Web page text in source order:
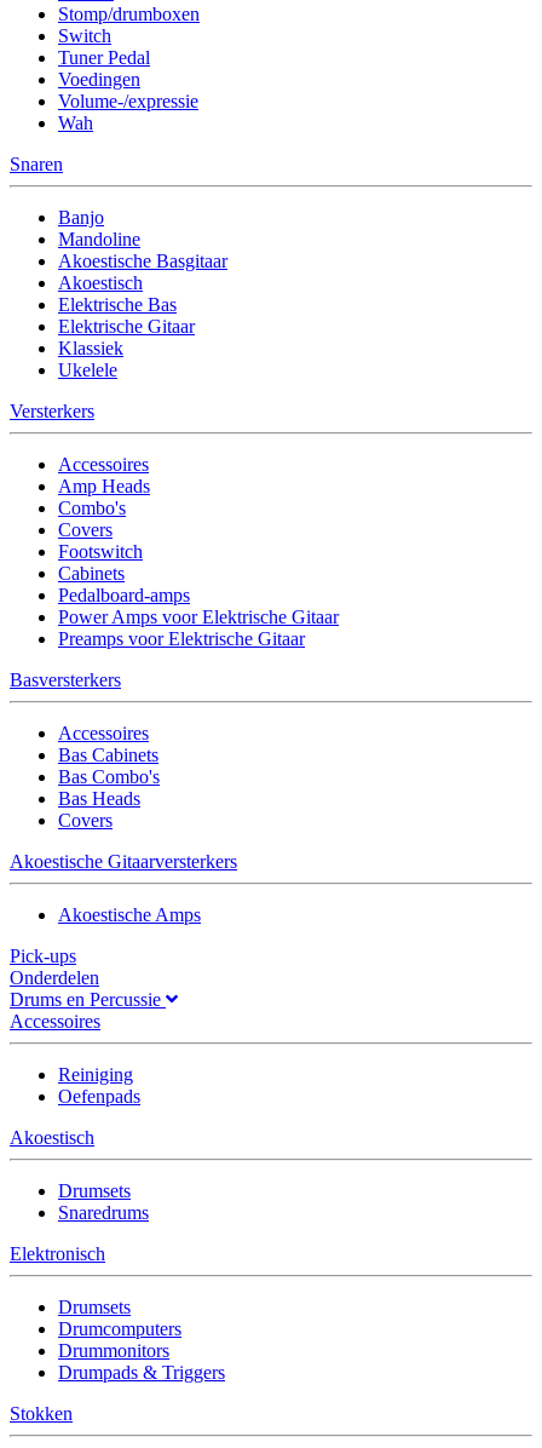
Stomp/drumboxen
Switch
Tuner Pedal
Voedingen
Volume-/expressie
Wah
Snaren
Banjo
Mandoline
Akoestische Basgitaar
Akoestisch
Elektrische Bas
Elektrische Gitaar
Klassiek
Ukelele
Versterkers
Accessoires
Amp Heads
Combo's
Covers
Footswitch
Cabinets
Pedalboard-amps
Power Amps voor Elektrische Gitaar
Preamps voor Elektrische Gitaar
Basversterkers
Accessoires
Bas Cabinets
Bas Combo's
Bas Heads
Covers
Akoestische Gitaarversterkers
Akoestische Amps
Pick-ups
Onderdelen
Drums en Percussie
Accessoires
Reiniging
Oefenpads
Akoestisch
Drumsets
Snaredrums
Elektronisch
Drumsets
Drumcomputers
Drummonitors
Drumpads & Triggers
Stokken